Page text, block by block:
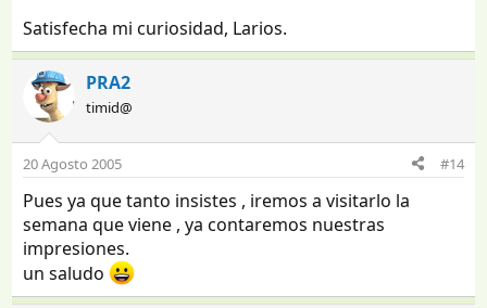
Satisfecha mi curiosidad, Larios.
PRA2
timid@
20 Agosto 2005 #14
Pues ya que tanto insistes , iremos a visitarlo la
semana que viene , ya contaremos nuestras
impresiones.
un saludo